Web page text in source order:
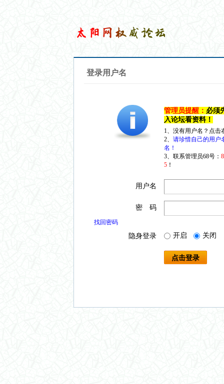
登录用户名
管理员提醒： 必须
入论坛看资料！
1、没有用户名？点
2、 请珍惜自己的用户
名！
3、联系管理员68号：
5 ！
用户名
密 码
找回密码
隐身登录 开启 关闭
点击登录